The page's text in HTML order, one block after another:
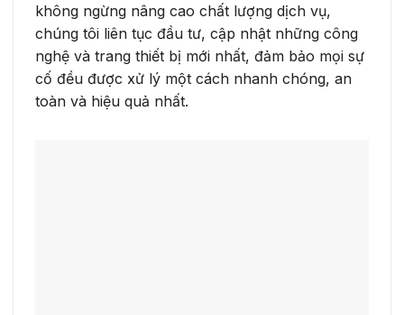
không ngừng nâng cao chất lượng dịch vụ,
chúng tôi liên tục đầu tư, cập nhật những công
nghệ và trang thiết bị mới nhất, đảm bảo mọi sự
cố đều được xử lý một cách nhanh chóng, an
toàn và hiệu quả nhất.